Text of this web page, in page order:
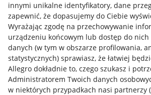
innymi unikalne identyfikatory, dane
zapewnić, że dopasujemy do Ciebie
Wyrażając zgodę na przechowywanie
urządzeniu końcowym lub dostęp do
danych (w tym w obszarze profilowania,
statystycznych) sprawiasz, że łatwiej
Allegro dokładnie to, czego szukasz i
Administratorem Twoich danych
w niektórych przypadkach nasi partnerzy (